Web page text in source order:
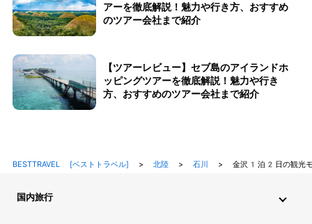
アーを徹底解説！魅力や行き方、おすすめ
のツアー会社まで紹介
【ツアーレビュー】セブ島のアイランドホ
ッピングツアーを徹底解説！魅力や行き
方、おすすめのツアー会社まで紹介
BESTTRAVEL [ベストトラベル] > 北陸> 石川 > 金沢1泊2日の観光モ
国内旅行